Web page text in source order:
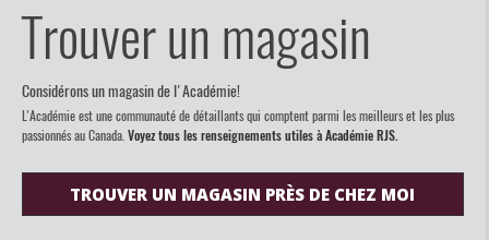
Trouver un magasin
Considérons un magasin de l'Académie!
L’Académie est une communauté de détaillants qui comptent parmi les meilleurs et les plus
passionnés au Canada. Voyez tous les renseignements utiles à Académie RJS.
TROUVER UN MAGASIN PRÈS DE CHEZ MOI